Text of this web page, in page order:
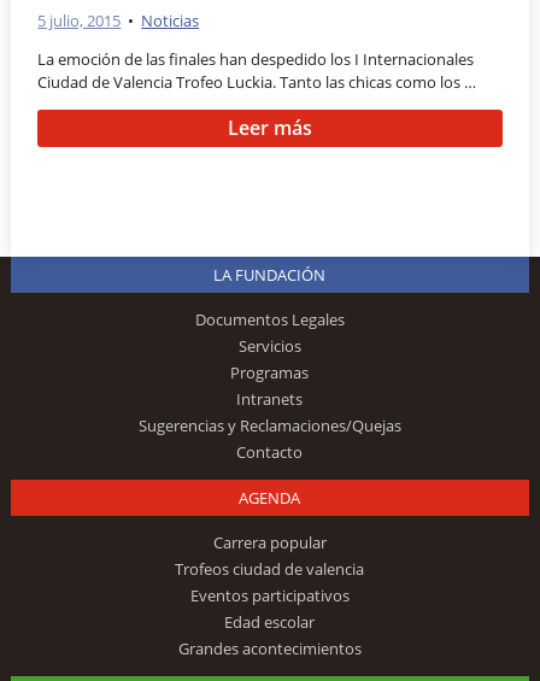
5 julio, 2015 • Noticias
La emoción de las finales han despedido los I Internacionales
Ciudad de Valencia Trofeo Luckia. Tanto las chicas como los …
Leer más
LA FUNDACIÓN
Documentos Legales
Servicios
Programas
Intranets
Sugerencias y Reclamaciones/Quejas
Contacto
AGENDA
Carrera popular
Trofeos ciudad de valencia
Eventos participativos
Edad escolar
Grandes acontecimientos